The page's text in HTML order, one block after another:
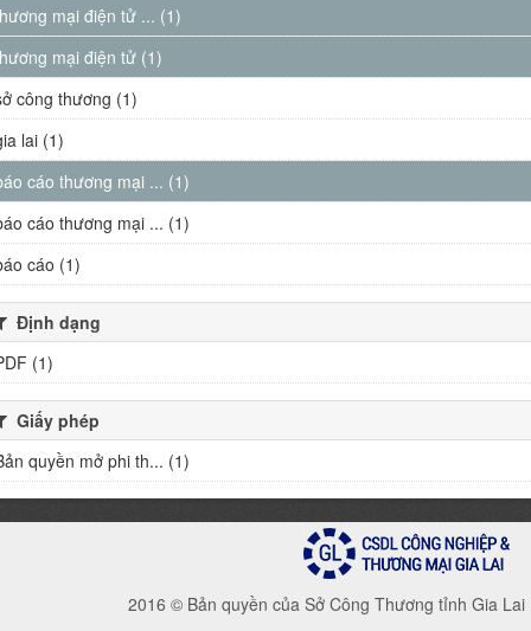
mại điện tử ... (1)
mại điện tử (1)
công thương (1)
lai (1)
cáo thương mại ... (1)
cáo thương mại ... (1)
cáo (1)
Định dạng
(1)
Giấy phép
quyền mở phi th... (1)
2016 © Bản quyền của Sở Công Thương tỉnh Gia Lai